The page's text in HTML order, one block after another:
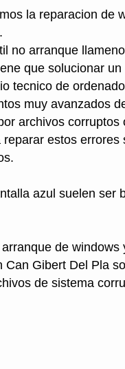
la reparacion de
no arranque
que solucionar un
tecnico de
muy avanzados
archivos corruptos
estos errores
azul suelen ser
de windows
Can Gibert Del Pla
de sistema